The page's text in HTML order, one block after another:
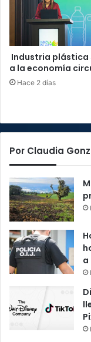
Industria plástica
a la economía
Hace 2 días
Por Claudia
a